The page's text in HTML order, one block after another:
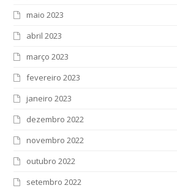
maio 2023
abril 2023
março 2023
fevereiro 2023
janeiro 2023
dezembro 2022
novembro 2022
outubro 2022
setembro 2022